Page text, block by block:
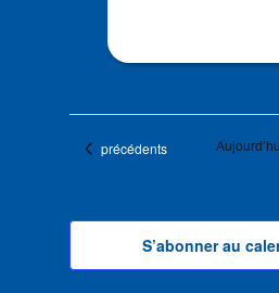
Évènements
précédents
S’abonner au